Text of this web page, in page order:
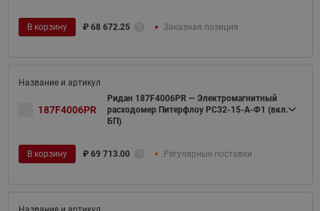
В корзину ₽ 68 672.25 Заказная позиция
187F4006PR
Ридан 187F4006PR — Электромагнитный
расходомер Питерфлоу РС32-15-А-Ф1 (вкл.
БП)
В корзину ₽ 69 713.00 Регулярные поставки